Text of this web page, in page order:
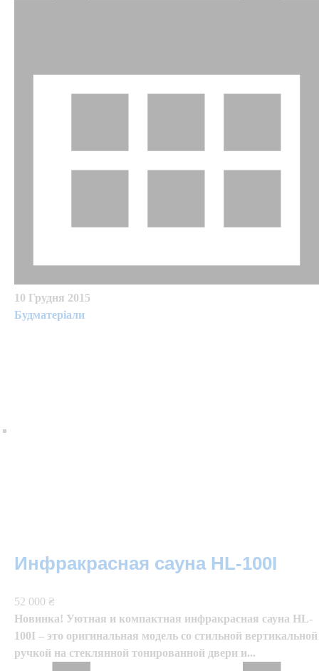
10 Грудня 2015
Будматеріали
Инфракрасная сауна HL-100I
52 000 ₴
Новинка! Уютная и компактная инфракрасная сауна HL-
100I – это оригинальная модель со стильной вертикальной
ручкой на стеклянной тонированной двери и...